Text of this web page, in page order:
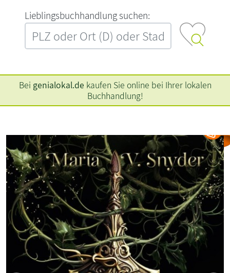
L‍i‍e‍b‍l‍i‍n‍g‍s‍b‍u‍c‍h‍h‍a‍n‍d‍l‍u‍n‍g‍ ‍s‍u‍c‍h‍e‍n‍:‍
Bei genialokal.de kaufen Sie online bei Ihrer lokalen
Buchhandlung!